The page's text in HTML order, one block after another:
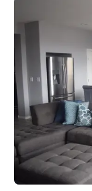
et technologie de
Acoustics de 200
personnalisable de